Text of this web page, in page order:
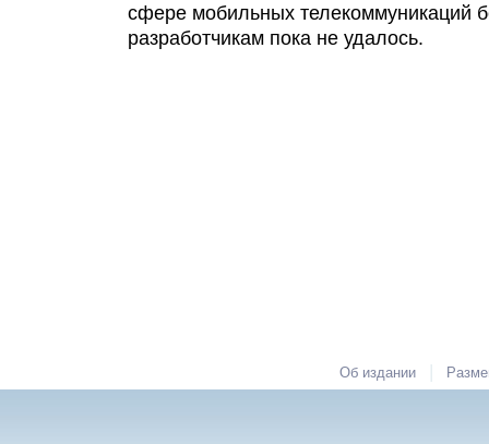
сфере мобильных телекоммуникаций
разработчикам пока не удалось.
Об издании |